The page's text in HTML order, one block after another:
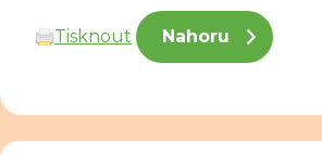
Tisknout Nahoru